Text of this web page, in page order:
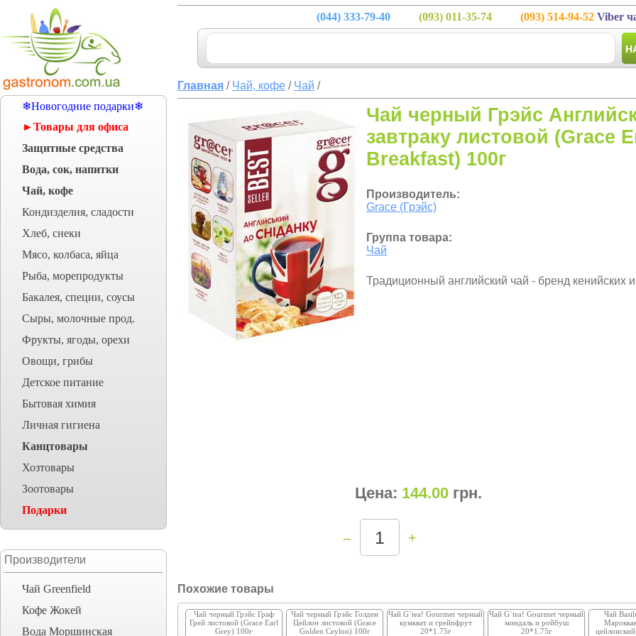
❄Новогодние подарки❄
►Товары для офиса
Защитные средства
Вода, сок, напитки
Чай, кофе
Кондизделия, сладости
Хлеб, снеки
Мясо, колбаса, яйца
Рыба, морепродукты
Бакалея, специи, соусы
Сыры, молочные прод.
Фрукты, ягоды, орехи
Овощи, грибы
Детское питание
Бытовая химия
Личная гигиена
Канцтовары
Хозтовары
Зоотовары
Подарки
Производители
Чай Greenfield
Кофе Жокей
Вода Моршинская
(044) 333-79-40 (093) 011-35-74 (093) 514-94-52 Viber
Главная / Чай, кофе / Чай /
Чай черный Грэйс
завтраку листовой (Grace
Breakfast) 100г
Производитель:
Grace (Грэйс)
Группа товара:
Чай
Традиционный английский чай - бренд кенийских
Цена: 144.00 грн.
– +
Похожие товары
Чай черный Грэйс Граф
Грей листовой (Grace Earl
Grey) 100г
Чай черный Грэйс Голден
Цейлон листовой (Grace
Golden Ceylon) 100г
Чай G`tea! Gourmet черный
кумкват и грейпфрут
20*1.75г
Чай G`tea! Gourmet черный
миндаль и ройбуш
20*1.75г
Чай